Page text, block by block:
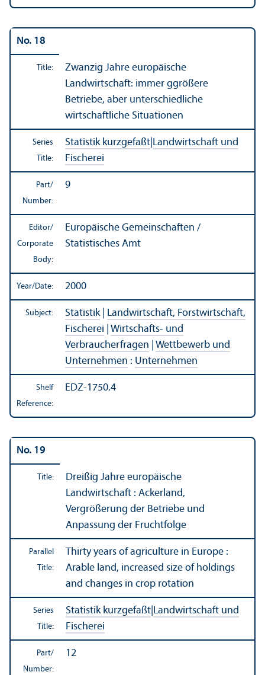
No. 18
Title:
Zwanzig Jahre europäische
Landwirtschaft: immer ggrößere
Betriebe, aber unterschiedliche
wirtschaftliche Situationen
Series
Title:
Statistik kurzgefaßt Landwirtschaft und
Fischerei
Part/
Number:
9
Editor/
Corporate
Body:
Europäische Gemeinschaften /
Statistisches Amt
Year/Date: 2000
Subject: Statistik| Landwirtschaft, Forstwirtschaft,
Fischerei
Wirtschafts- und
Verbraucherfragen
Wettbewerb und
Unternehmen : Unternehmen
Shelf
Reference:
EDZ-1750.4
No. 19
Title:
Dreißig Jahre europäische
Landwirtschaft : Ackerland,
Vergrößerung der Betriebe und
Anpassung der Fruchtfolge
Parallel
Title:
Thirty years of agriculture in Europe :
Arable land, increased size of holdings
and changes in crop rotation
Series
Title:
Statistik kurzgefaßt Landwirtschaft und
Fischerei
Part/
Number:
12